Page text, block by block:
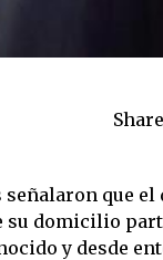
señalaron que el
su domicilio
y desde